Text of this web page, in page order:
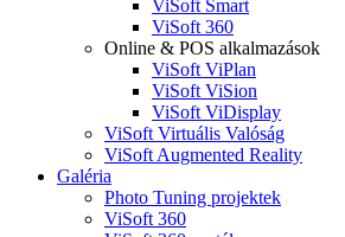
ViSoft Smart
ViSoft 360
Online & POS alkalmazások
ViSoft ViPlan
ViSoft ViSion
ViSoft ViDisplay
ViSoft Virtuális Valóság
ViSoft Augmented Reality
Galéria
Photo Tuning projektek
ViSoft 360